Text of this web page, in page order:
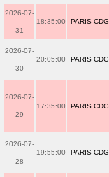
2026-07-
31
18:35:00 PARIS CDG
2026-07-
30
20:05:00 PARIS CDG
2026-07-
29
17:35:00 PARIS CDG
2026-07-
28
19:55:00 PARIS CDG